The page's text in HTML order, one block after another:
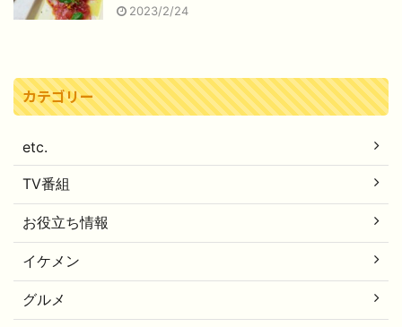
2023/2/24
カテゴリー
etc.
TV番組
お役立ち情報
イケメン
グルメ